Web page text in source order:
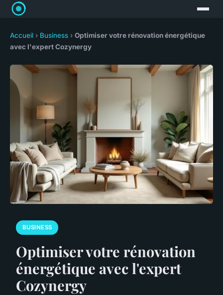
Accueil › Business › Optimiser votre rénovation énergétique
avec l'expert Cozynergy
BUSINESS
Optimiser votre rénovation
énergétique avec l'expert
Cozynergy